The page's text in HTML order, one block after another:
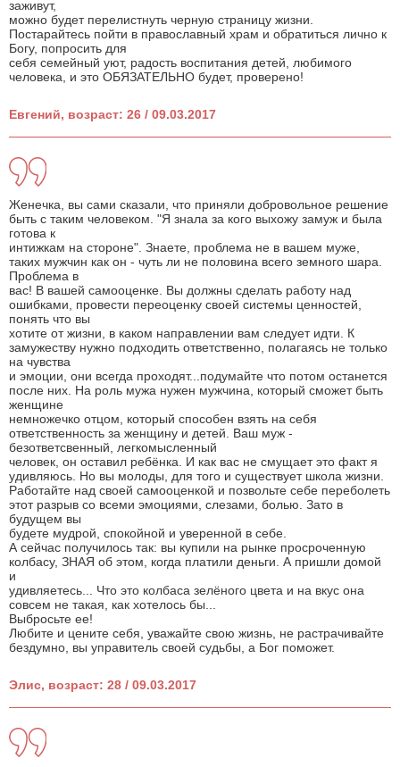
заживут,
можно будет перелистнуть черную страницу жизни.
Постарайтесь пойти в православный храм и обратиться лично к
Богу, попросить для
себя семейный уют, радость воспитания детей, любимого
человека, и это ОБЯЗАТЕЛЬНО будет, проверено!
Евгений, возраст: 26 / 09.03.2017
Женечка, вы сами сказали, что приняли добровольное решение
быть с таким человеком. "Я знала за кого выхожу замуж и была
готова к
интижкам на стороне". Знаете, проблема не в вашем муже,
таких мужчин как он - чуть ли не половина всего земного шара.
Проблема в
вас! В вашей самооценке. Вы должны сделать работу над
ошибками, провести переоценку своей системы ценностей,
понять что вы
хотите от жизни, в каком направлении вам следует идти. К
замужеству нужно подходить ответственно, полагаясь не только
на чувства
и эмоции, они всегда проходят...подумайте что потом останется
после них. На роль мужа нужен мужчина, который сможет быть
женщине
немножечко отцом, который способен взять на себя
ответственность за женщину и детей. Ваш муж -
безответсвенный, легкомысленный
человек, он оставил ребёнка. И как вас не смущает это факт я
удивляюсь. Но вы молоды, для того и существует школа жизни.
Работайте над своей самооценкой и позвольте себе переболеть
этот разрыв со всеми эмоциями, слезами, болью. Зато в
будущем вы
будете мудрой, спокойной и уверенной в себе.
А сейчас получилось так: вы купили на рынке просроченную
колбасу, ЗНАЯ об этом, когда платили деньги. А пришли домой
и
удивляетесь... Что это колбаса зелёного цвета и на вкус она
совсем не такая, как хотелось бы...
Выбросьте ее!
Любите и цените себя, уважайте свою жизнь, не растрачивайте
бездумно, вы управитель своей судьбы, а Бог поможет.
Элис, возраст: 28 / 09.03.2017